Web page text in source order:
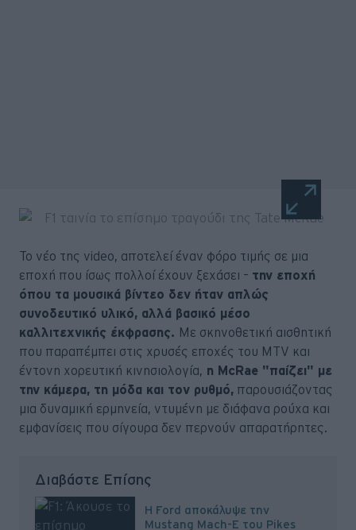
Το νέο της video, αποτελεί έναν φόρο τιμής σε μια
εποχή που ίσως πολλοί έχουν ξεχάσει – την εποχή
όπου τα μουσικά βίντεο δεν ήταν απλώς
συνοδευτικό υλικό, αλλά βασικό μέσο
καλλιτεχνικής έκφρασης. Με σκηνοθετική αισθητική
που παραπέμπει στις χρυσές εποχές του MTV και
έντονη χορευτική κινησιολογία, η McRae "παίζει" με
την κάμερα, τη μόδα και τον ρυθμό, παρουσιάζοντας
μια δυναμική ερμηνεία, ντυμένη με διάφανα ρούχα και
εμφανίσεις που σίγουρα δεν περνούν απαρατήρητες.
Διαβάστε Επίσης
Η Ford αποκάλυψε την
Mustang Mach-E του Pikes